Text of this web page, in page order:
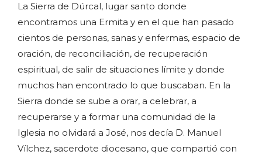
La Sierra de Dúrcal, lugar santo donde
encontramos una Ermita y en el que han pasado
cientos de personas, sanas y enfermas, espacio de
oración, de reconciliación, de recuperación
espiritual, de salir de situaciones límite y donde
muchos han encontrado lo que buscaban. En la
Sierra donde se sube a orar, a celebrar, a
recuperarse y a formar una comunidad de la
Iglesia no olvidará a José, nos decía D. Manuel
Vílchez, sacerdote diocesano, que compartió con